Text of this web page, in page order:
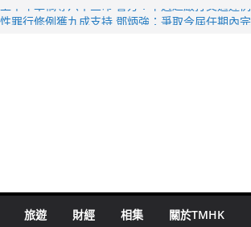
上半年車禍奪六十三命 警方：下週起嚴打交通違例
旅遊 財經 相集 關於TMHK